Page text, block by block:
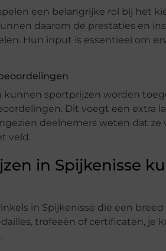
een belangrijke rol bij het
daarom de prestaties en
Hun input is essentieel om
sportprijzen worden
Dit voegt een extra
deelnemers weten dat
veld.
in Spijkenisse
in Spijkenisse die een
trofeeën of certificaten, je